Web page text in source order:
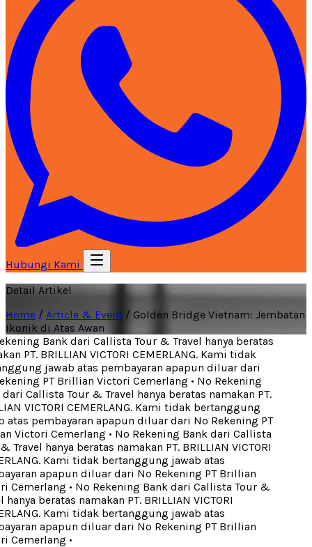
Hubungi Kami
Detail Artikel
Home / Article & Event / Golden Bridge Vietnam: Jembatan
Ikonik di Atas Awan
Bank dari Callista Tour & Travel hanya beratas
PT. BRILLIAN VICTORI CEMERLANG. Kami tidak
jawab atas pembayaran apapun diluar dari
PT Brillian Victori Cemerlang• No Rekening
Callista Tour & Travel hanya beratas namakan PT.
VICTORI CEMERLANG. Kami tidak bertanggung
pembayaran apapun diluar dari No Rekening PT
Victori Cemerlang• No Rekening Bank dari Callista
Travel hanya beratas namakan PT. BRILLIAN VICTORI
Kami tidak bertanggung jawab atas
apapun diluar dari No Rekening PT Brillian
Cemerlang• No Rekening Bank dari Callista Tour &
beratas namakan PT. BRILLIAN VICTORI
Kami tidak bertanggung jawab atas
apapun diluar dari No Rekening PT Brillian
Cemerlang•